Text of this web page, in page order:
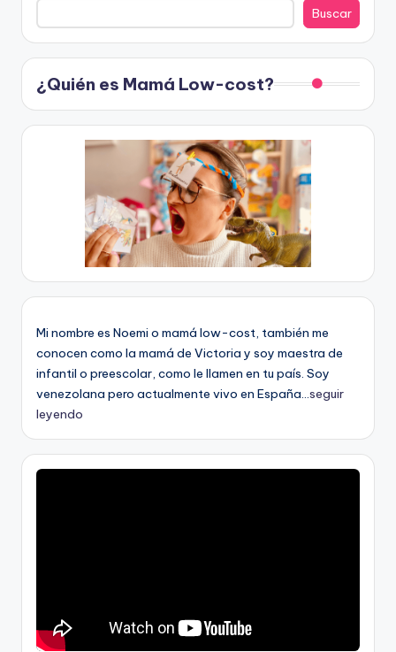
Buscar
¿Quién es Mamá Low-cost?
Mi nombre es Noemi o mamá low-cost, también me
conocen como la mamá de Victoria y soy maestra de
infantil o preescolar, como le llamen en tu país. Soy
venezolana pero actualmente vivo en España...seguir
leyendo